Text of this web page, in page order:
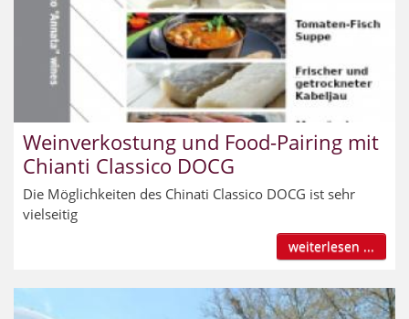
Weinverkostung und Food-Pairing mit
Chianti Classico DOCG
Die Möglichkeiten des Chinati Classico DOCG ist sehr
vielseitig
weiterlesen ...